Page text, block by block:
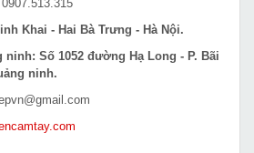
Khai - Hai Bà Trưng - Hà Nội.
Số 1052 đường Hạ Long - P. Bãi
ninh.